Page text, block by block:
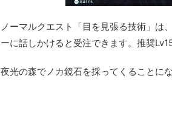
ノーマルクエスト「目を見張る技術」は
ーに話しかけると受注できます。推奨
夜光の森でノカ鏡石を採ってくることに